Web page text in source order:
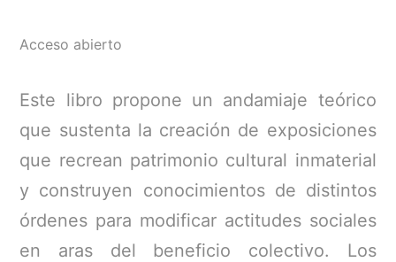
Acceso abierto
Este libro propone un andamiaje teórico
que sustenta la creación de exposiciones
que recrean patrimonio cultural inmaterial
y construyen conocimientos de distintos
órdenes para modificar actitudes sociales
en aras del beneficio colectivo. Los